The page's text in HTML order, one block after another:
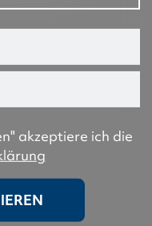
akzeptiere ich die